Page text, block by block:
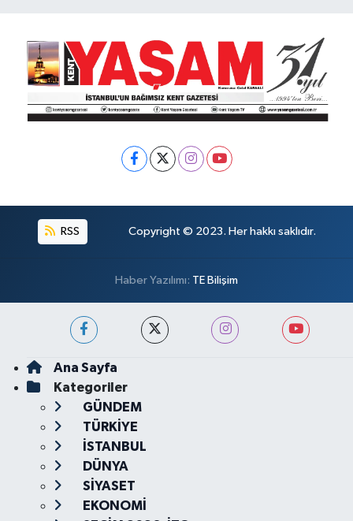
RSS Copyright © 2023. Her hakkı saklıdır.
Haber Yazılımı: TE Bilişim
Ana Sayfa
Kategoriler
GÜNDEM
TÜRKİYE
İSTANBUL
DÜNYA
SİYASET
EKONOMİ